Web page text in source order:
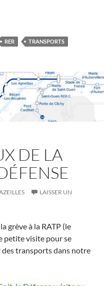
RER TRANSPORTS
DE LA
LAISSER UN
grève à la RATP (le
petite visite pour se
transports dans notre